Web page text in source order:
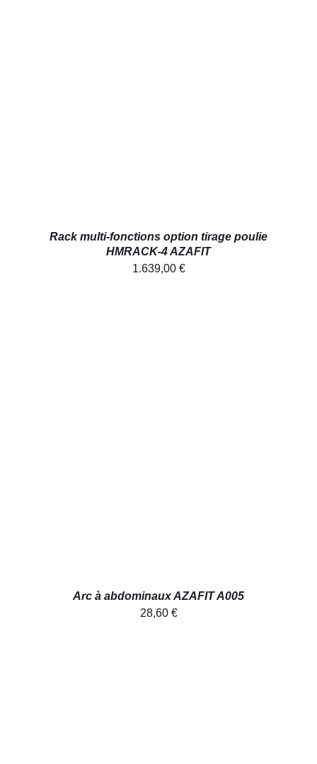
Rack multi-fonctions option tirage poulie
HMRACK-4 AZAFIT
1.639,00 €
Arc à abdominaux AZAFIT A005
28,60 €